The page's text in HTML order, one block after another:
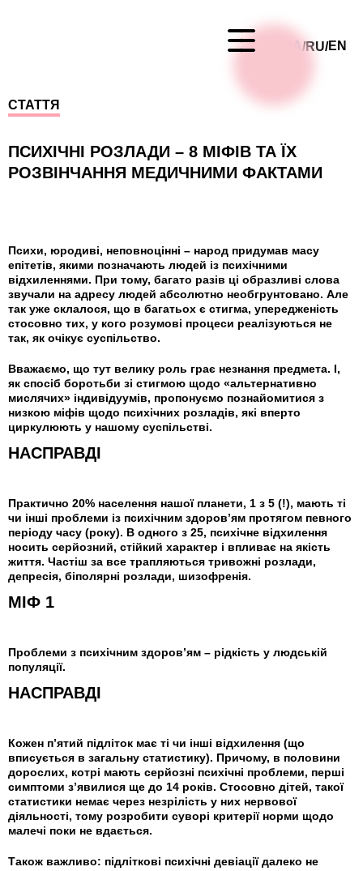
UA /RU/EN
СТАТТЯ
ПСИХІЧНІ РОЗЛАДИ – 8 МІФІВ ТА ЇХ
РОЗВІНЧАННЯ МЕДИЧНИМИ ФАКТАМИ
Психи, юродиві, неповноцінні – народ придумав масу
епітетів, якими позначають людей із психічними
відхиленнями. При тому, багато разів ці образливі слова
звучали на адресу людей абсолютно необгрунтовано. Але
так уже склалося, що в багатьох є стигма, упередженість
стосовно тих, у кого розумові процеси реалізуються не
так, як очікує суспільство.
Вважаємо, що тут велику роль грає незнання предмета. І,
як спосіб боротьби зі стигмою щодо «альтернативно
мислячих» індивідуумів, пропонуємо познайомитися з
низкою міфів щодо психічних розладів, які вперто
циркулюють у нашому суспільстві.
МІФ 1
Проблеми з психічним здоров’ям – рідкість у людській
популяції.
НАСПРАВДІ
Практично 20% населення нашої планети, 1 з 5 (!), мають ті
чи інші проблеми із психічним здоров’ям протягом певного
періоду часу (року). В одного з 25, психічне відхилення
носить серйозний, стійкий характер і впливає на якість
життя. Частіш за все трапляються тривожні розлади,
депресія, біполярні розлади, шизофренія.
НАСПРАВДІ
Кожен п’ятий підліток має ті чи інші відхилення (що
вписується в загальну статистику). Причому, в половини
дорослих, котрі мають серйозні психічні проблеми, перші
симптоми з’явилися ще до 14 років. Стосовно дітей, такої
статистики немає через незрілість у них нервової
діяльності, тому розробити суворі критерії норми щодо
малечі поки не вдається.
Також важливо: підліткові психічні девіації далеко не